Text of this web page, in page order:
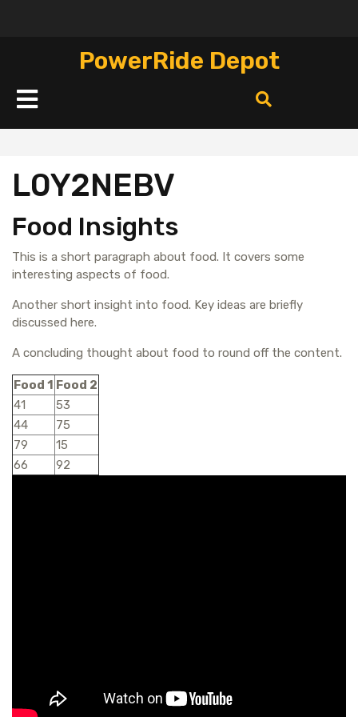
PowerRide Depot
Кнопка
Открыть
L0Y2NEBV
Food Insights
This is a short paragraph about food. It covers some
interesting aspects of food.
Another short insight into food. Key ideas are briefly
discussed here.
A concluding thought about food to round off the content.
Food 1 Food 2
41
53
44
75
79
15
66
92